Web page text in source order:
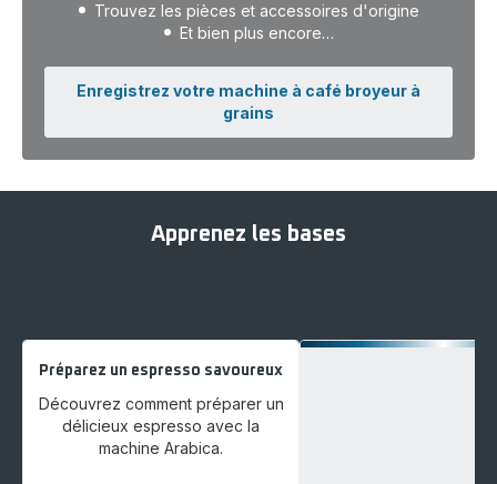
Trouvez les pièces et accessoires d'origine
Et bien plus encore…
Enregistrez votre machine à café broyeur à
grains
Apprenez les bases
Préparez un espresso savoureux
Découvrez comment préparer un
délicieux espresso avec la
machine Arabica.